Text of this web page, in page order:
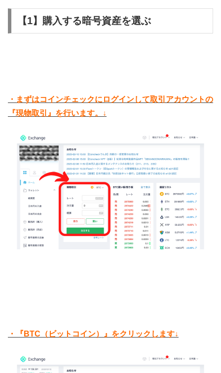
【1】購入する暗号資産を選ぶ
・まずはコインチェックにログインして取引アカウントの
『現物取引』を行います。↓
・『BTC（ビットコイン）』をクリックします↓